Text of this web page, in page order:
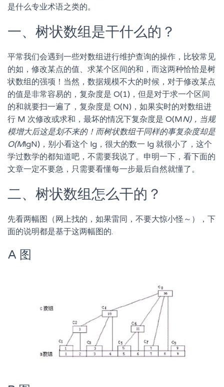
是什么专业术语之类的。
一、树状数组是干什么的？
平常我们会遇到一些对数组进行维护查询的操作，比较常见
的如，修改某点的值、求某个区间的和，而这两种恰恰是树
状数组的强项！当然，数据规模不大的时候，对于修改某点
的值是非常容易的，复杂度是 O(1)，但是对于求一个区间
的和就要扫一遍了，复杂度是 O(N)，如果实时的对数组进
行 M 次修改或求和，最坏的情况下复杂度是 O(MN)，当规
模增大后这是划不来的！而树状数组干同样的事复杂度却是
O(MlgN)，别小看这个 lg，很大的数一 lg 就很小了，这个
学过数学的都知道吧，不需要我说了。申明一下，看下面的
文章一定不要急，只需要看懂每一步最后自然就懂了。
二、树状数组怎么干的？
先看两幅图（网上找的，如果雷同，不要大惊小怪～），下
面的说明都是基于这两幅图的.
A 图